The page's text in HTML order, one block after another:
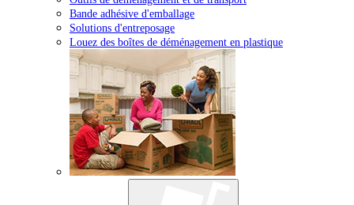
Bande adhésive d'emballage
Solutions d'entreposage
Louez des boîtes de déménagement en plastique